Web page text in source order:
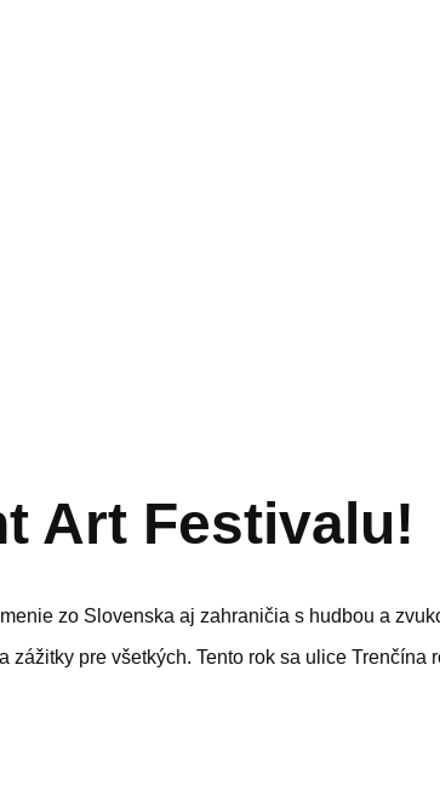
Art Festivalu!
zo Slovenska aj zahraničia s hudbou a
pre všetkých. Tento rok sa ulice Trenčína